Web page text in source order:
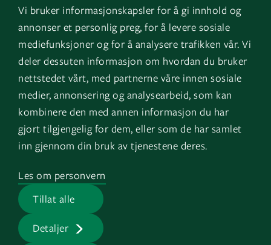
Vi bruker informasjonskapsler for å gi innhold og
annonser et personlig preg, for å levere sosiale
mediefunksjoner og for å analysere trafikken vår. Vi
deler dessuten informasjon om hvordan du bruker
nettstedet vårt, med partnerne våre innen sosiale
medier, annonsering og analysearbeid, som kan
kombinere den med annen informasjon du har
gjort tilgjengelig for dem, eller som de har samlet
inn gjennom din bruk av tjenestene deres.
Tillat alle
Detaljer
Les om personvern
Instagram
YouTube
GK Norge
GK Danmark
Genvägar
Fakturauppgifter
HMS
Jobb på GK
Presserum
Logga in
EOS